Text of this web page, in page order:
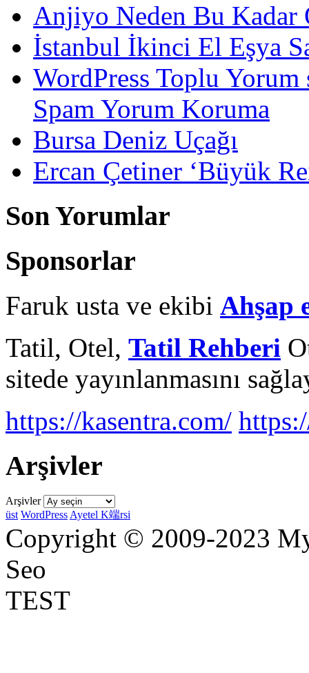
Anjiyo Neden Bu Kadar
İstanbul İkinci El Eşya
WordPress Toplu
Spam Yorum Koruma
Bursa Deniz Uçağı
Ercan Çetiner ‘Büyük
Son Yorumlar
Sponsorlar
Faruk usta ve ekibi Ahşap
Tatil, Otel, Tatil Rehberi
sitede yayınlanmasını
https://kasentra.com/
Arşivler
Arşivler
üst WordPress Ayetel K端rsi
Copyright © 2009-2023
Seo
TEST